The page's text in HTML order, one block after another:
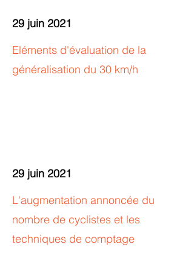
29 juin 2021
Eléments d'évaluation de la
généralisation du 30 km/h
29 juin 2021
L'augmentation annoncée du
nombre de cyclistes et les
techniques de comptage